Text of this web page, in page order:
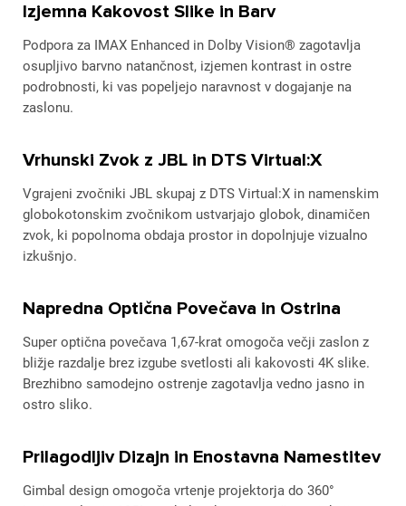
Izjemna Kakovost Slike in Barv
Podpora za IMAX Enhanced in Dolby Vision® zagotavlja
osupljivo barvno natančnost, izjemen kontrast in ostre
podrobnosti, ki vas popeljejo naravnost v dogajanje na
zaslonu.
Vrhunski Zvok z JBL in DTS Virtual:X
Vgrajeni zvočniki JBL skupaj z DTS Virtual:X in namenskim
globokotonskim zvočnikom ustvarjajo globok, dinamičen
zvok, ki popolnoma obdaja prostor in dopolnjuje vizualno
izkušnjo.
Napredna Optična Povečava in Ostrina
Super optična povečava 1,67-krat omogoča večji zaslon z
bližje razdalje brez izgube svetlosti ali kakovosti 4K slike.
Brezhibno samodejno ostrenje zagotavlja vedno jasno in
ostro sliko.
Prilagodljiv Dizajn in Enostavna Namestitev
Gimbal design omogoča vrtenje projektorja do 360°